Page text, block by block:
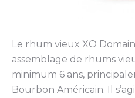
Le rhum vieux XO
assemblage de rhums
minimum 6 ans,
Bourbon Américain. Il